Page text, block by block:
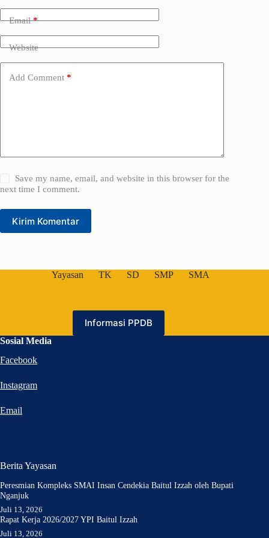
Email*
Website
Add Comment *
Save my name, email, and website in this browser for the
next time I comment.
Kirim Komentar
n
a
v
e
Yayasan TK SD SMP SMA
Informasi PPDB
Sosial Media
Facebook
Instagram
Email
Berita Yayasan
Peresmian Kompleks SMAI Insan Cendekia Baitul Izzah oleh Bupati
Nganjuk
Juli 13, 2026
Rapat Kerja 2026/2027 YPI Baitul Izzah
Juli 13, 2026